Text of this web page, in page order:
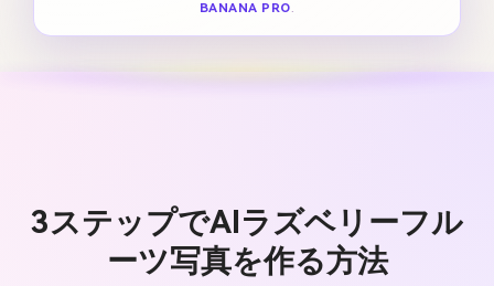
BANANA PRO.
3ステップでAIラズベリーフル
ーツ写真を作る方法